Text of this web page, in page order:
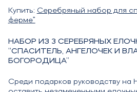
Купить: Серебряный набор для
ферме”
НАБОР ИЗ 3 СЕРЕБРЯНЫХ
“СПАСИТЕЛЬ, АНГЕЛОЧЕК И
БОГОРОДИЦА”
Среди подарков руководству на